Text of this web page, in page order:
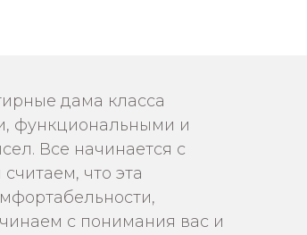
дама класса
функциональными и
Все начинается с
что эта
с понимания вас и